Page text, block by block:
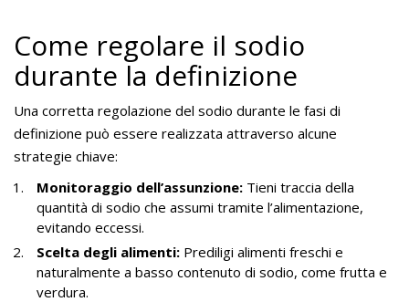
Come regolare il sodio
durante la definizione
Una corretta regolazione del sodio durante le fasi di
definizione può essere realizzata attraverso alcune
strategie chiave:
Monitoraggio dell’assunzione: Tieni traccia della
quantità di sodio che assumi tramite l’alimentazione,
evitando eccessi.
Scelta degli alimenti: Prediligi alimenti freschi e
naturalmente a basso contenuto di sodio, come frutta e
verdura.